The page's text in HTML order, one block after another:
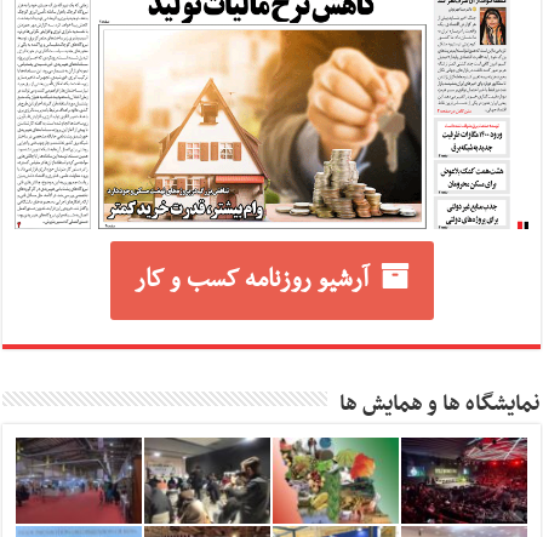
آرشیو روزنامه کسب و کار
نمایشگاه ها و همایش ها